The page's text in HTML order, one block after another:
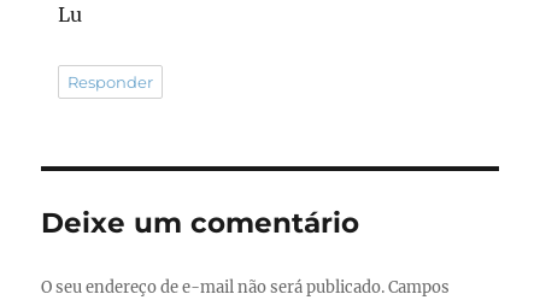
Lu
Responder
Deixe um comentário
O seu endereço de e-mail não será publicado. Campos